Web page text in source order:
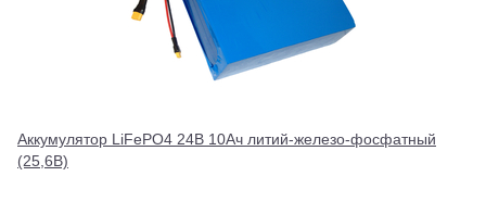
Аккумулятор LiFePO4 24В 10Ач литий-железо-фосфатный
(25,6В)